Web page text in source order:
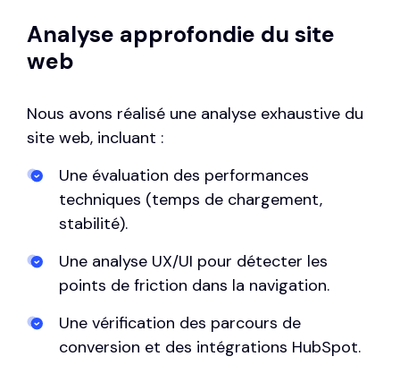
Analyse approfondie du site
web
Nous avons réalisé une analyse exhaustive du
site web, incluant :
Une évaluation des performances
techniques (temps de chargement,
stabilité).
Une analyse UX/UI pour détecter les
points de friction dans la navigation.
Une vérification des parcours de
conversion et des intégrations HubSpot.